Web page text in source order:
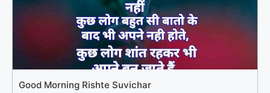
Good Morning Rishte Suvichar